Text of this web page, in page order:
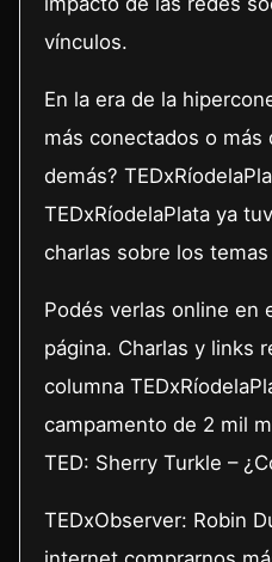
vínculos.
En la era de la
más conectados o
demás?
TEDxRíodelaPlata ya
charlas sobre los
Podés verlas online en
página. Charlas y links
columna
campamento de 2 mil
TED: Sherry Turkle –
TEDxObserver: Robin